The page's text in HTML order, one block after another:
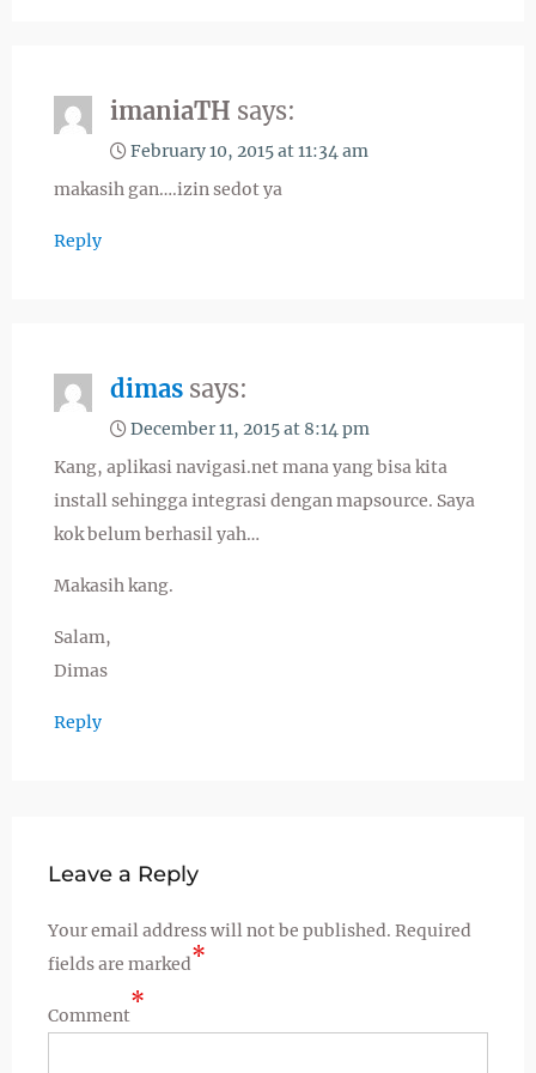
imaniaTH says:
February 10, 2015 at 11:34 am
makasih gan….izin sedot ya
Reply
dimas says:
December 11, 2015 at 8:14 pm
Kang, aplikasi navigasi.net mana yang bisa kita
install sehingga integrasi dengan mapsource. Saya
kok belum berhasil yah…
Makasih kang.
Salam,
Dimas
Reply
Leave a Reply
Your email address will not be published. Required
fields are marked*
Comment*